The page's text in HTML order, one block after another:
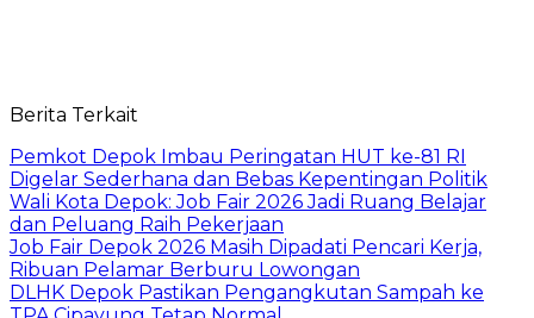
Berita Terkait
Pemkot Depok Imbau Peringatan HUT ke-81 RI
Digelar Sederhana dan Bebas Kepentingan Politik
Wali Kota Depok: Job Fair 2026 Jadi Ruang Belajar
dan Peluang Raih Pekerjaan
Job Fair Depok 2026 Masih Dipadati Pencari Kerja,
Ribuan Pelamar Berburu Lowongan
DLHK Depok Pastikan Pengangkutan Sampah ke